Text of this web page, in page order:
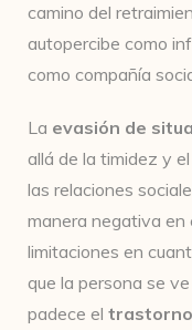
camino del
autopercibe como
como compañía
La evasión de
allá de la timidez y
las relaciones
manera negativa en
limitaciones en
que la persona se
padece el